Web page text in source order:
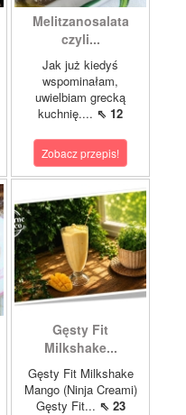
Melitzanosalata
czyli...
Jak już kiedyś
wspominałam,
uwielbiam grecką
kuchnię.... ⇖ 12
Zobacz przepis!
Gęsty Fit
Milkshake...
Gęsty Fit Milkshake
Mango (Ninja Creami)
Gęsty Fit... ⇖ 23